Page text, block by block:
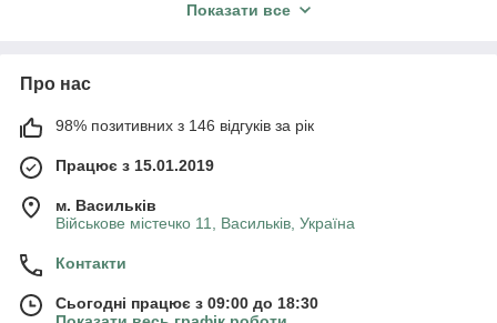
Комплекти постільної білизни
Усі товари сертифіковані
Відправка по Україні Нова Пошта, Укрпошта
Показати все
Про нас
98% позитивних з 146 відгуків за рік
Працює з 15.01.2019
м. Васильків
Військове містечко 11, Васильків, Україна
Контакти
Сьогодні працює з 09:00 до 18:30